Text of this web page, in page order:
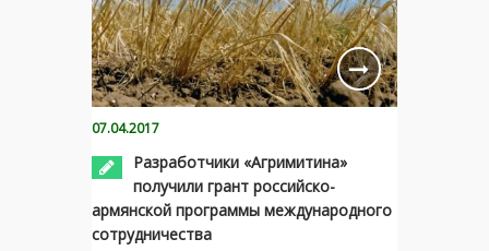
07.04.2017
Разработчики «Агримитина»
получили грант российско-
армянской программы международного
сотрудничества